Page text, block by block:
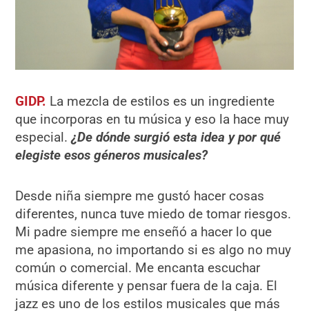
GIDP. La mezcla de estilos es un ingrediente
que incorporas en tu música y eso la hace muy
especial.¿De dónde surgió esta idea y por qué
elegiste esos géneros musicales?
Desde niña siempre me gustó hacer cosas
diferentes, nunca tuve miedo de tomar riesgos.
Mi padre siempre me enseñó a hacer lo que
me apasiona, no importando si es algo no muy
común o comercial. Me encanta escuchar
música diferente y pensar fuera de la caja. El
jazz es uno de los estilos musicales que más